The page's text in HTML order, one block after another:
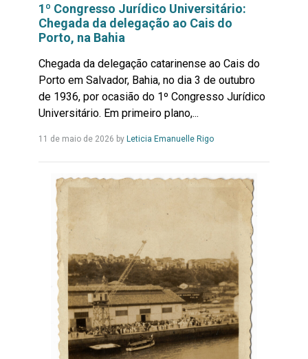
1º Congresso Jurídico Universitário:
Chegada da delegação ao Cais do
Porto, na Bahia
Chegada da delegação catarinense ao Cais do
Porto em Salvador, Bahia, no dia 3 de outubro
de 1936, por ocasião do 1º Congresso Jurídico
Universitário. Em primeiro plano,...
11 de maio de 2026 by Leticia Emanuelle RigoLeia